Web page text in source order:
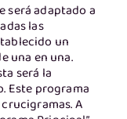
será adaptado a
las
un
una en una.
será la
Este programa
A